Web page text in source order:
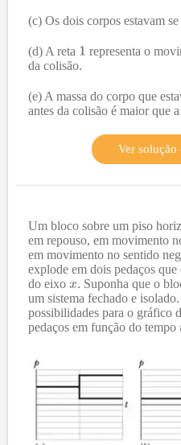
(c) Os dois corpos estavam
(d) A reta
representa o
da colisão.
(e) A massa do corpo que
antes da colisão é maior que
Ver solução
Um bloco sobre um piso
em repouso, em movimento
em movimento no sentido
explode em dois pedaços
do eixo
. Suponha que o
um sistema fechado e
possibilidades para o gráfico
pedaços em função do tempo